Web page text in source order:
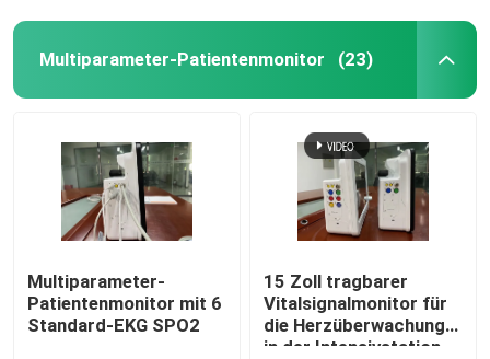
Multiparameter-Patientenmonitor (23)
Multiparameter-
Patientenmonitor mit 6
Standard-EKG SPO2
15 Zoll tragbarer
Vitalsignalmonitor für
die Herzüberwachung
in der Intensivstation